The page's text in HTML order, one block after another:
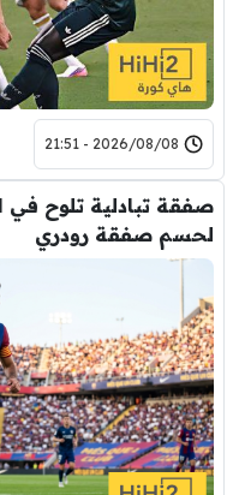
2026/08/08 - 21:51
صفقة تبادلية تلوح في
لحسم صفقة رودري